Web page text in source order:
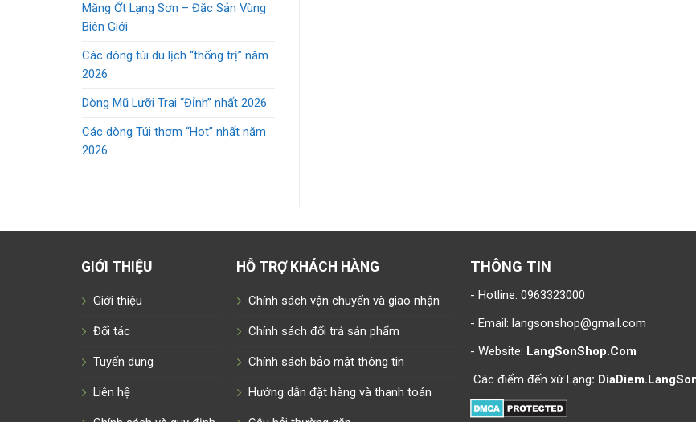
Măng Ớt Lạng Sơn – Đặc Sản Vùng
Biên Giới
Các dòng túi du lịch “thống trị” năm
2026
Dòng Mũ Lưỡi Trai “Đỉnh” nhất 2026
Các dòng Túi thơm “Hot” nhất năm
2026
GIỚI THIỆU
Giới thiệu
Đối tác
Tuyển dụng
Liên hệ
HỖ TRỢ KHÁCH HÀNG
Chính sách vận chuyển và giao nhận
Chính sách đổi trả sản phẩm
Chính sách bảo mật thông tin
Hướng dẫn đặt hàng và thanh toán
THÔNG TIN
- Hotline: 0963323000
- Email: langsonshop@gmail.com
- Website: LangSonShop.Com
Các điểm đến xứ Lạng: